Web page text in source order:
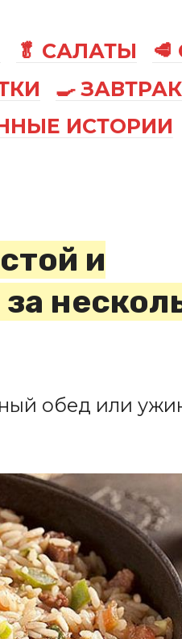
🥬 САЛАТЫ
🍳
ИСТОРИИ
и
обед или